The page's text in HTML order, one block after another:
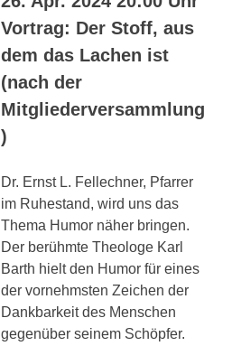
Vortrag: Der Stoff, aus
dem das Lachen ist
(nach der
Mitgliederversammlung
)
Dr. Ernst L. Fellechner, Pfarrer
im Ruhestand, wird uns das
Thema Humor näher bringen.
Der berühmte Theologe Karl
Barth hielt den Humor für eines
der vornehmsten Zeichen der
Dankbarkeit des Menschen
gegenüber seinem Schöpfer.